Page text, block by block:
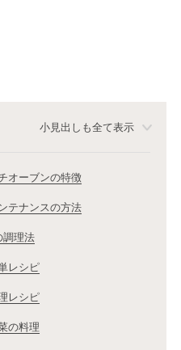
小見出しも全て表示
オーブンの特徴
テナンスの方法
調理法
レシピ
レシピ
の料理